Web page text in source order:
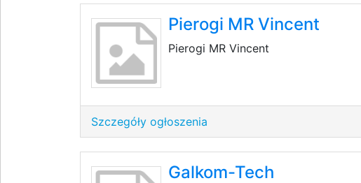
Pierogi MR Vincent
Pierogi MR Vincent
Szczegóły ogłoszenia
Galkom-Tech